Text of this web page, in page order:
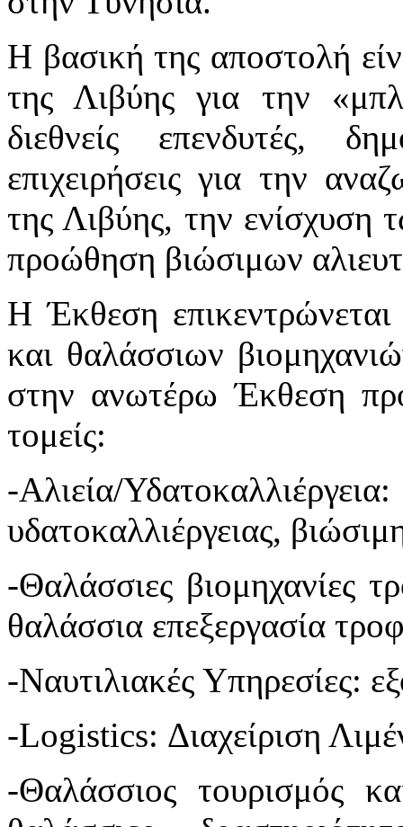
Η βασική της αποστολή
της Λιβύης για την
διεθνείς επενδυτές,
επιχειρήσεις για την
της Λιβύης, την ενίσχυση
προώθηση βιώσιμων
Η Έκθεση
και θαλάσσιων
στην ανωτέρω Έκθεση
τομείς:
-Αλιεία/
υδατοκαλλιέργειας,
-Θαλάσσιες βιομηχανίες
θαλάσσια επεξεργασία
-Ναυτιλιακές Υπηρεσίες:
-Logistics: Διαχείριση
-Θαλάσσιος τουρισμός